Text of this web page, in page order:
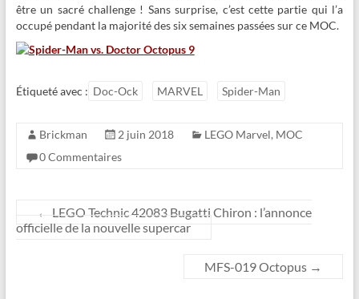
être un sacré challenge ! Sans surprise, c’est cette partie qui l’a
occupé pendant la majorité des six semaines passées sur ce MOC.
Étiqueté avec : Doc-Ock MARVEL Spider-Man
Brickman 2 juin 2018 LEGO Marvel, MOC
0 Commentaires
←
LEGO Technic 42083 Bugatti Chiron : l’annonce
officielle de la nouvelle supercar
MFS-019 Octopus →